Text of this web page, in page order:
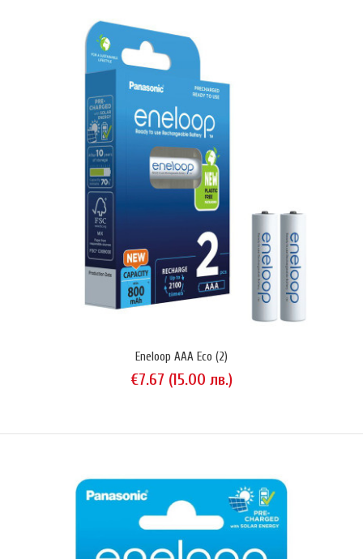
NCR18500B • 4.5A • 2350 mAh
€6.00 (11.73 лв.)
Литиево-йонна акумулаторна батерия Panasonic модел NCR18500B с
капацитет 2350 mAh. Изпълнение тип 'flat top' (равна площадка на
положителния терминал). За индустриална употреба. Без
ограничителна верига (unprotected). Произведен в Япония. Този
продукт не е предназначен за употреба във фенери. Технически
параметри на батерията: ..
Eneloop AAA Eco (2)
€7.67 (15.00 лв.)